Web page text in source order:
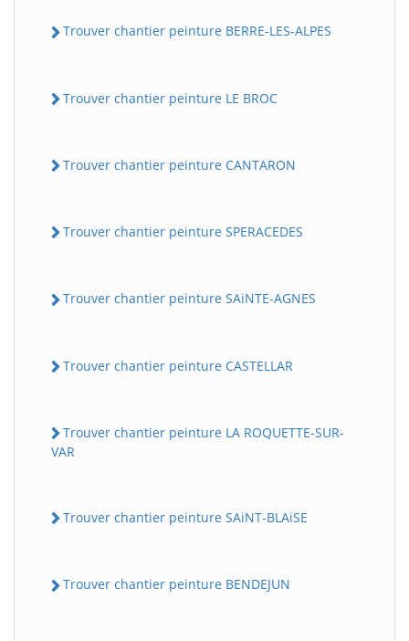
Trouver chantier peinture BERRE-LES-ALPES
Trouver chantier peinture LE BROC
Trouver chantier peinture CANTARON
Trouver chantier peinture SPERACEDES
Trouver chantier peinture SAiNTE-AGNES
Trouver chantier peinture CASTELLAR
Trouver chantier peinture LA ROQUETTE-SUR-
VAR
Trouver chantier peinture SAiNT-BLAiSE
Trouver chantier peinture BENDEJUN